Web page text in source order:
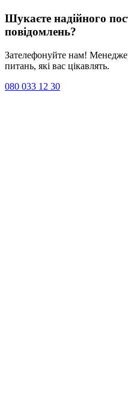
Шукаєте надійного
повідомлень?
Зателефонуйте нам!
питань, які вас цікавлять.
080 033 12 30